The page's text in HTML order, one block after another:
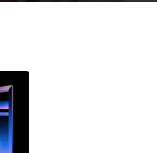
11 DE JULHO DE 2026 08H00